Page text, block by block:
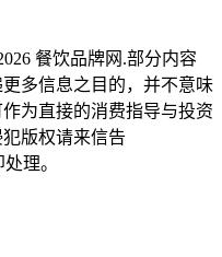
餐饮品牌网 .部分内容
多信息之目的，并不意味
为直接的消费指导与投资
版权请来信告
理。